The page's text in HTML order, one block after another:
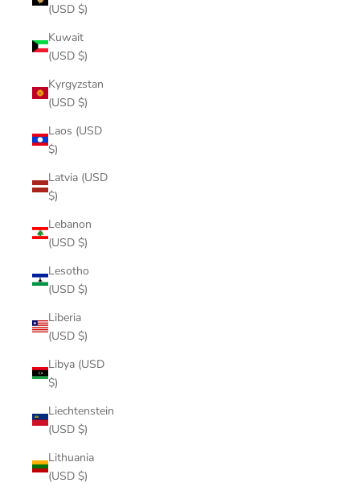
(USD $)
Kuwait
(USD $)
Kyrgyzstan
(USD $)
Laos (USD
$)
Latvia (USD
$)
Lebanon
(USD $)
Lesotho
(USD $)
Liberia
(USD $)
Libya (USD
$)
Liechtenstein
(USD $)
Lithuania
(USD $)